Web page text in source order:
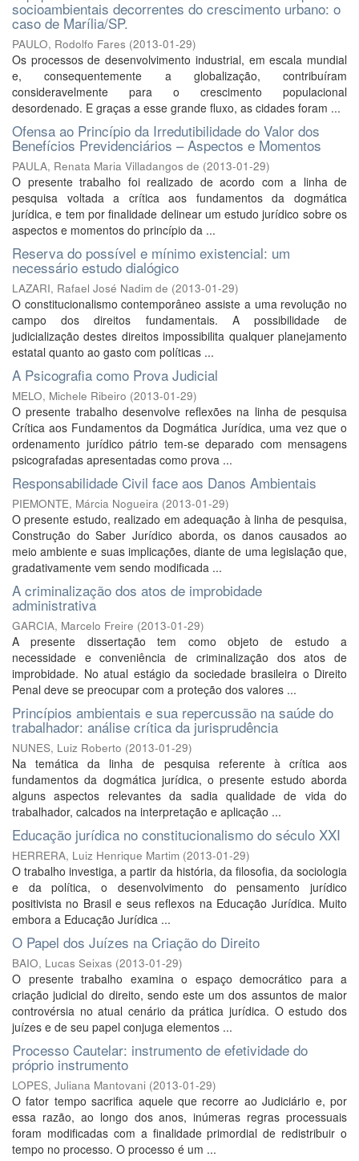
socioambientais decorrentes do crescimento urbano: o
caso de Marília/SP.
PAULO, Rodolfo Fares (2013-01-29)
Os processos de desenvolvimento industrial, em escala mundial
e, consequentemente a globalização, contribuíram
consideravelmente para o crescimento populacional
desordenado. E graças a esse grande fluxo, as cidades foram ...
Ofensa ao Princípio da Irredutibilidade do Valor dos
Benefícios Previdenciários – Aspectos e Momentos
PAULA, Renata Maria Villadangos de (2013-01-29)
O presente trabalho foi realizado de acordo com a linha de
pesquisa voltada a crítica aos fundamentos da dogmática
jurídica, e tem por finalidade delinear um estudo jurídico sobre os
aspectos e momentos do princípio da ...
Reserva do possível e mínimo existencial: um
necessário estudo dialógico
LAZARI, Rafael José Nadim de (2013-01-29)
O constitucionalismo contemporâneo assiste a uma revolução no
campo dos direitos fundamentais. A possibilidade de
judicialização destes direitos impossibilita qualquer planejamento
estatal quanto ao gasto com políticas ...
A Psicografia como Prova Judicial
MELO, Michele Ribeiro (2013-01-29)
O presente trabalho desenvolve reflexões na linha de pesquisa
Crítica aos Fundamentos da Dogmática Jurídica, uma vez que o
ordenamento jurídico pátrio tem-se deparado com mensagens
psicografadas apresentadas como prova ...
Responsabilidade Civil face aos Danos Ambientais
PIEMONTE, Márcia Nogueira (2013-01-29)
O presente estudo, realizado em adequação à linha de pesquisa,
Construção do Saber Jurídico aborda, os danos causados ao
meio ambiente e suas implicações, diante de uma legislação que,
gradativamente vem sendo modificada ...
A criminalização dos atos de improbidade
administrativa
GARCIA, Marcelo Freire (2013-01-29)
A presente dissertação tem como objeto de estudo a
necessidade e conveniência de criminalização dos atos de
improbidade. No atual estágio da sociedade brasileira o Direito
Penal deve se preocupar com a proteção dos valores ...
Princípios ambientais e sua repercussão na saúde do
trabalhador: análise crítica da jurisprudência
NUNES, Luiz Roberto (2013-01-29)
Na temática da linha de pesquisa referente à crítica aos
fundamentos da dogmática jurídica, o presente estudo aborda
alguns aspectos relevantes da sadia qualidade de vida do
trabalhador, calcados na interpretação e aplicação ...
Educação jurídica no constitucionalismo do século XXI
HERRERA, Luiz Henrique Martim (2013-01-29)
O trabalho investiga, a partir da história, da filosofia, da sociologia
e da política, o desenvolvimento do pensamento jurídico
positivista no Brasil e seus reflexos na Educação Jurídica. Muito
embora a Educação Jurídica ...
O Papel dos Juízes na Criação do Direito
BAIO, Lucas Seixas (2013-01-29)
O presente trabalho examina o espaço democrático para a
criação judicial do direito, sendo este um dos assuntos de maior
controvérsia no atual cenário da prática jurídica. O estudo dos
juízes e de seu papel conjuga elementos ...
Processo Cautelar: instrumento de efetividade do
próprio instrumento
LOPES, Juliana Mantovani (2013-01-29)
O fator tempo sacrifica aquele que recorre ao Judiciário e, por
essa razão, ao longo dos anos, inúmeras regras processuais
foram modificadas com a finalidade primordial de redistribuir o
tempo no processo. O processo é um ...